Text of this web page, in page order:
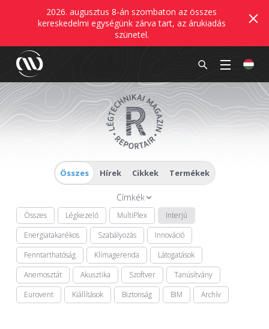
2026. augusztus 8-án szombaton az összes
kereskedelmi egységünk zárva tart, az árukiadás
szünetel.
Összes Hírek Cikkek Termékek
Címkék
Összes Légkezelő MultiPlex
Interjú
Energiatakarékos
Szabályozás
Innováció
Fenntarthatóság
Klímagerenda
Látogatások
Anemosztát
Akusztika Szoftver
Tanúsítvány
Eurovent
Kiállítások Biztonság BIM Archív